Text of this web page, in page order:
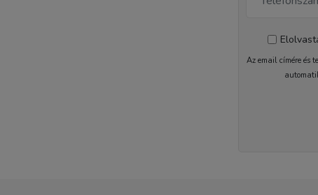
Az email címére és